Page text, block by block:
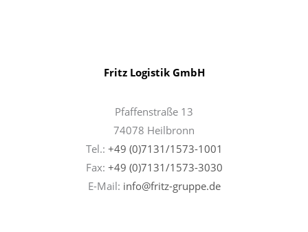
Fritz Logistik GmbH
Pfaffenstraße 13
74078 Heilbronn
Tel.: +49 (0)7131/1573-1001
Fax: +49 (0)7131/1573-3030
E-Mail: info@fritz-gruppe.de